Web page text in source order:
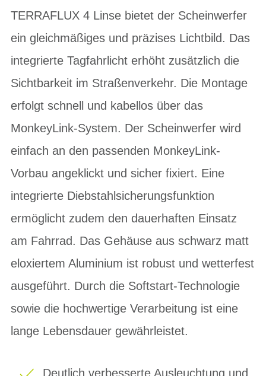
TERRAFLUX 4 Linse bietet der Scheinwerfer
ein gleichmäßiges und präzises Lichtbild. Das
integrierte Tagfahrlicht erhöht zusätzlich die
Sichtbarkeit im Straßenverkehr. Die Montage
erfolgt schnell und kabellos über das
MonkeyLink-System. Der Scheinwerfer wird
einfach an den passenden MonkeyLink-
Vorbau angeklickt und sicher fixiert. Eine
integrierte Diebstahlsicherungsfunktion
ermöglicht zudem den dauerhaften Einsatz
am Fahrrad. Das Gehäuse aus schwarz matt
eloxiertem Aluminium ist robust und wetterfest
ausgeführt. Durch die Softstart-Technologie
sowie die hochwertige Verarbeitung ist eine
lange Lebensdauer gewährleistet.
Deutlich verbesserte Ausleuchtung und